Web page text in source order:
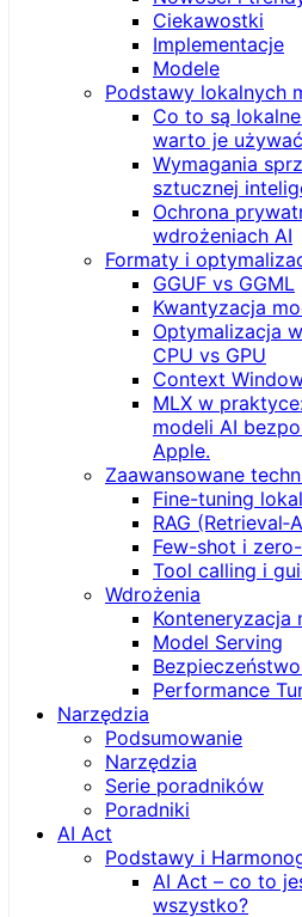
Ciekawostki
Implementacje
Modele
Podstawy lokalnych
Co to są
warto je
Wymagania
sztucznej
Ochrona
wdrożeniach AI
Formaty i
GGUF vs GGML
Kwantyzacja
Optymalizacja
CPU vs GPU
Context
MLX w
modeli AI
Apple.
Zaawansowane
Fine-tuning
RAG
Few-shot i
Tool calling i
Wdrożenia
Konteneryzacja
Model Serving
Performance
Narzędzia
Podsumowanie
Narzędzia
Serie poradników
Poradniki
AI Act
Podstawy i
AI Act – co to
wszystko?